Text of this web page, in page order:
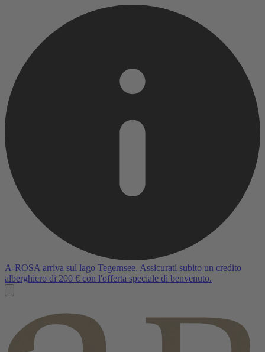
A-ROSA arriva sul lago Tegernsee. Assicurati subito un credito
alberghiero di 200 € con l'offerta speciale di benvenuto.